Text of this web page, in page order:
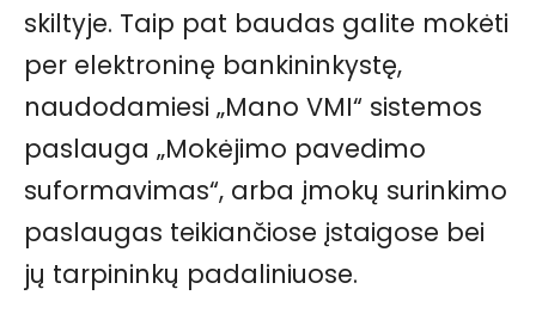
skiltyje. Taip pat baudas galite mokėti
per elektroninę bankininkystę,
naudodamiesi „Mano VMI“ sistemos
paslauga „Mokėjimo pavedimo
suformavimas“, arba įmokų surinkimo
paslaugas teikiančiose įstaigose bei
jų tarpininkų padaliniuose.